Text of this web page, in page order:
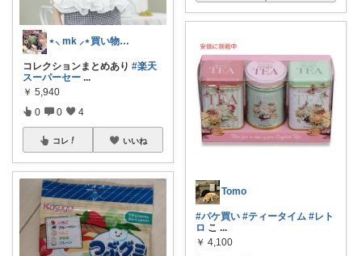
⋆⸜ mk ⸝⋆買い物は楽天で
コレクションまとめあり #楽天
スーパーセー ...
￥ 5,940
0 0 4
コレ いいね
Tomo
#パケ買い #ティータイム #レト
ロ こ ...
￥ 4,100